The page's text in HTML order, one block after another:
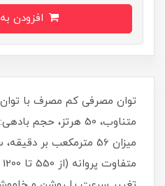
متناوب، 50 هرتز،